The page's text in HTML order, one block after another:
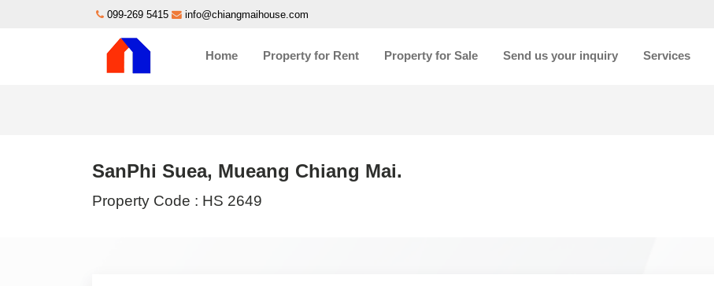
099-269 5415 info@chiangmaihouse.com
Home Property for Rent Property for Sale Send us your inquiry Services
SanPhi Suea, Mueang Chiang Mai.
Property Code : HS 2649